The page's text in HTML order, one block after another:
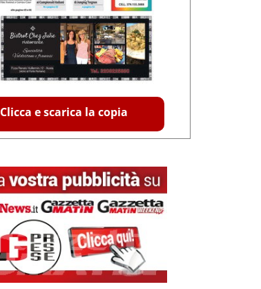
Clicca e scarica la copia